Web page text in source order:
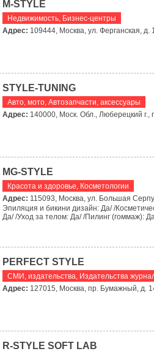
M-STYLE
Недвижимость, Бизнес-центры
Адрес: 109444, Москва, ул. Ферганская, д.
STYLE-TUNING
Авто, мото, Автозапчасти, аксессуары
Адрес: 140000, Моск. Обл., Люберецкий г.,
MG-STYLE
Красота и здоровье, Косметологии
Адрес: 115093, Москва, ул. Большая
Эпиляция и бикини дизайн: Да/ /
Да/ /Уход за телом: Да/ /Пилинг (гоммаж):
PERFECT STYLE
СМИ, издательства, Издательства
Адрес: 127015, Москва, пр. Бумажный, д.
R-STYLE SOFT LAB